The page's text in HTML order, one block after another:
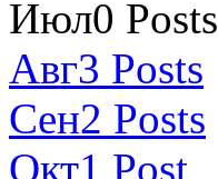
Июл0 Posts
Авг3 Posts
Сен2 Posts
Окт1 Post